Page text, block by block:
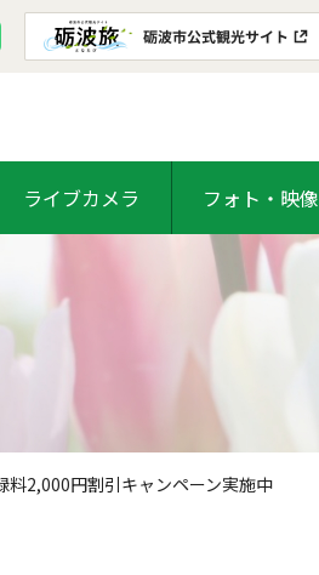
ライブカメラ フォト・映像
2,000円割引キャンペーン実施中